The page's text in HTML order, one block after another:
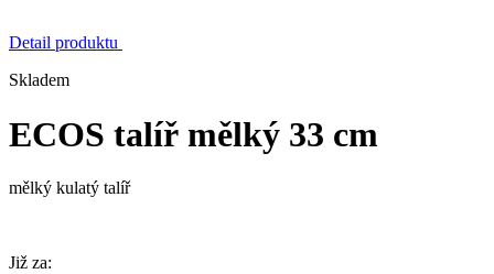
Detail produktu
Skladem
ECOS talíř mělký 33 cm
mělký kulatý talíř
Již za: